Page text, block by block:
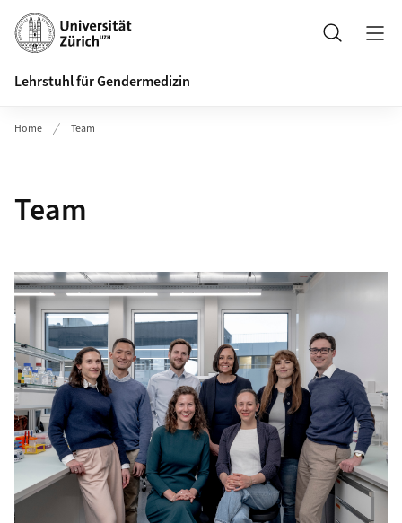
Header
Suche
Lehrstuhl für Gendermedizin
Home Team
Team